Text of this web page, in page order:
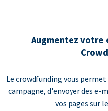
Augmentez votre
Le crowdfunding vous permet
campagne, d'envoyer des e-
vos pages sur